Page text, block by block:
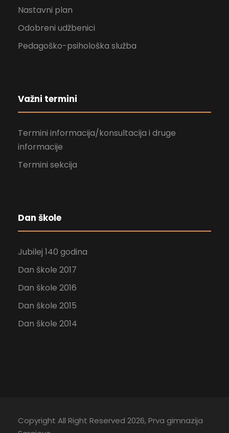
Nastavni plan
Odobreni udžbenici
Pedagoško-psihološka služba
Važni termini
Termini informacija/konsultacija i druge
informacije
Termini sekcija
Dan škole
Jubilej 140 godina
Dan škole 2017
Dan škole 2016
Dan škole 2015
Dan škole 2014
Copyright All Right Reserved 2026, Prva gimnazija